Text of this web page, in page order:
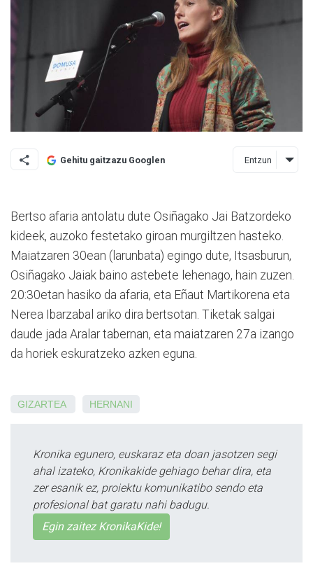
Gehitu gaitzazu Googlen Entzun
Bertso afaria antolatu dute Osiñagako Jai Batzordeko
kideek, auzoko festetako giroan murgiltzen hasteko.
Maiatzaren 30ean (larunbata) egingo dute, Itsasburun,
Osiñagako Jaiak baino astebete lehenago, hain zuzen.
20:30etan hasiko da afaria, eta Eñaut Martikorena eta
Nerea Ibarzabal ariko dira bertsotan. Tiketak salgai
daude jada Aralar tabernan, eta maiatzaren 27a izango
da horiek eskuratzeko azken eguna.
GIZARTEA HERNANI
Kronika egunero, euskaraz eta doan jasotzen segi
ahal izateko, Kronikakide gehiago behar dira, eta
zer esanik ez, proiektu komunikatibo sendo eta
profesional bat garatu nahi badugu.
Egin zaitez KronikaKide!